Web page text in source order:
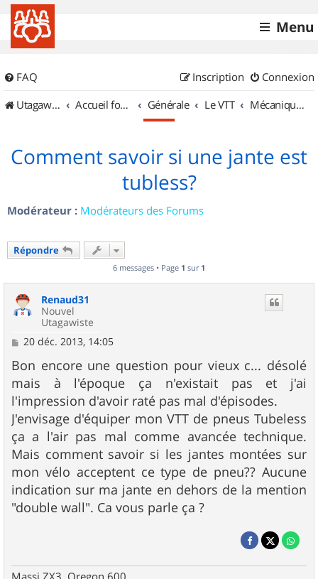
Menu
FAQ Connexion
Inscription
UtagawaVTT (Randos VTT et VTTAE avec traces GPS)
Accueil forum Générale Le VTT Mécanique et Entretiens
Comment savoir si une jante est
tubless?
Modérateur : Modérateurs des Forums
Répondre
6 messages • Page 1 sur 1
Renaud31
Nouvel
Utagawiste
M
s
s
a
g
e
20 déc. 2013, 14:05
Bon encore une question pour vieux c... désolé
mais à l'époque ça n'existait pas et j'ai
l'impression d'avoir raté pas mal d'épisodes.
J'envisage d'équiper mon VTT de pneus Tubeless
ça a l'air pas mal comme avancée technique.
Mais comment savoir si les jantes montées sur
mon vélo acceptent ce type de pneu?? Aucune
indication sur ma jante en dehors de la mention
"double wall". Ca vous parle ça ?
Massi ZX3. Oregon 600.